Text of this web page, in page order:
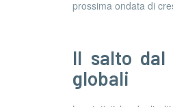
prossima ondata di
Il salto
globali